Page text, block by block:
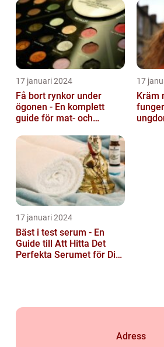
17 januari 2024
Få bort rynkor under
ögonen - En komplett
guide för mat- och
17
Kräm
17 januari 2024
Bäst i test serum - En
Guide till Att Hitta Det
Perfekta Serumet för Din
Adress